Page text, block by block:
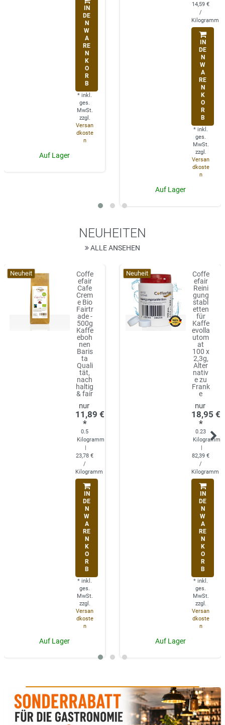
IN
DE
N
W
A
RE
N
K
O
R
B
* inkl.
ges.
MwSt.
zzgl.
Versan
dkoste
n
Auf Lager
14,59 €
/
Kilogramm
IN
DE
N
W
A
RE
N
K
O
R
B
* inkl.
ges.
MwSt.
zzgl.
Versan
dkoste
n
Auf Lager
NEUHEITEN
ALLE ANSEHEN
Neuheit
Coffe
efair
Cafe
Crem
e Bio
Fairtr
ade -
500g
Kaffe
eboh
nen
Baris
ta
Quali
tät,
nach
haltig
& fair
11,89 €
*
0.5
Kilogramm
|
23,78 €
/
Kilogramm
IN
DE
N
W
A
RE
N
K
O
R
B
* inkl.
ges.
MwSt.
zzgl.
Versan
dkoste
n
Auf Lager
Neuheit
Coffe
efair
Reini
gung
stabl
etten
für
Kaffe
evolla
utom
at
100 x
2,3g,
Alter
nativ
e zu
Frank
e
18,95 €
*
0.23
Kilogramm
|
82,39 €
/
Kilogramm
IN
DE
N
W
A
RE
N
K
O
R
B
* inkl.
ges.
MwSt.
zzgl.
Versan
dkoste
n
Auf Lager